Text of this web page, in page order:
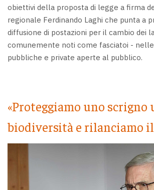
obiettivi della proposta di legge a firma
regionale Ferdinando Laghi che punta a
diffusione di postazioni per il cambio dei
comunemente noti come fasciatoi -
pubbliche e private aperte al pubblico.
«Proteggiamo uno scrigno
biodiversità e rilanciamo